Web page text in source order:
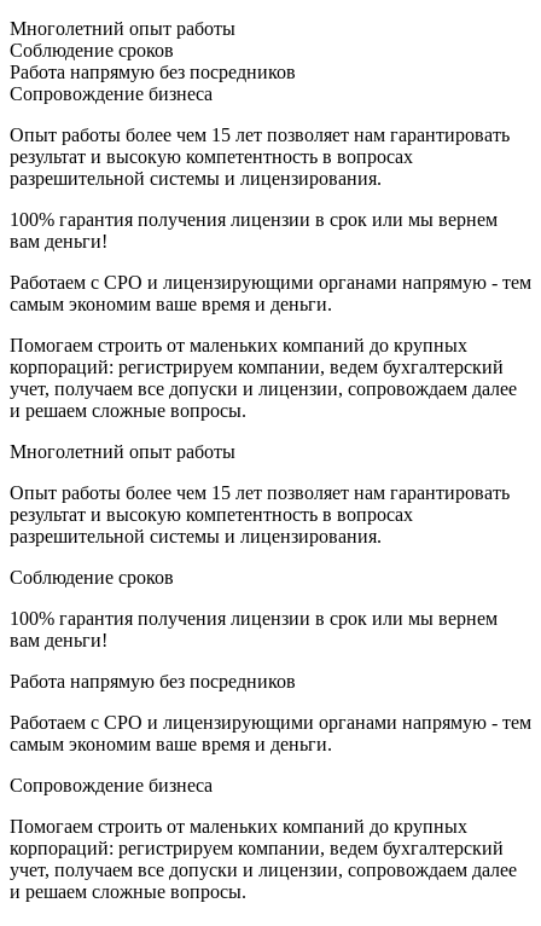
Многолетний опыт работы
Соблюдение сроков
Работа напрямую без посредников
Сопровождение бизнеса
Опыт работы более чем 15 лет позволяет нам гарантировать
результат и высокую компетентность в вопросах
разрешительной системы и лицензирования.
100% гарантия получения лицензии в срок или мы вернем
вам деньги!
Работаем с СРО и лицензирующими органами напрямую - тем
самым экономим ваше время и деньги.
Помогаем строить от маленьких компаний до крупных
корпораций: регистрируем компании, ведем бухгалтерский
учет, получаем все допуски и лицензии, сопровождаем далее
и решаем сложные вопросы.
Многолетний опыт работы
Опыт работы более чем 15 лет позволяет нам гарантировать
результат и высокую компетентность в вопросах
разрешительной системы и лицензирования.
Соблюдение сроков
100% гарантия получения лицензии в срок или мы вернем
вам деньги!
Работа напрямую без посредников
Работаем с СРО и лицензирующими органами напрямую - тем
самым экономим ваше время и деньги.
Сопровождение бизнеса
Помогаем строить от маленьких компаний до крупных
корпораций: регистрируем компании, ведем бухгалтерский
учет, получаем все допуски и лицензии, сопровождаем далее
и решаем сложные вопросы.